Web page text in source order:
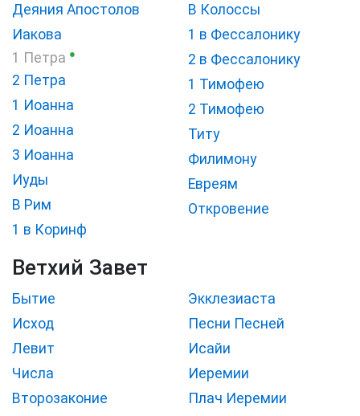
Деяния Апостолов
Иакова
1 Петра ●
2 Петра
1 Иоанна
2 Иоанна
3 Иоанна
Иуды
В Рим
1 в Коринф
В Колоссы
1 в Фессалонику
2 в Фессалонику
1 Тимофею
2 Тимофею
Титу
Филимону
Евреям
Откровение
Ветхий Завет
Бытие
Исход
Левит
Числа
Второзаконие
Экклезиаста
Песни Песней
Исайи
Иеремии
Плач Иеремии